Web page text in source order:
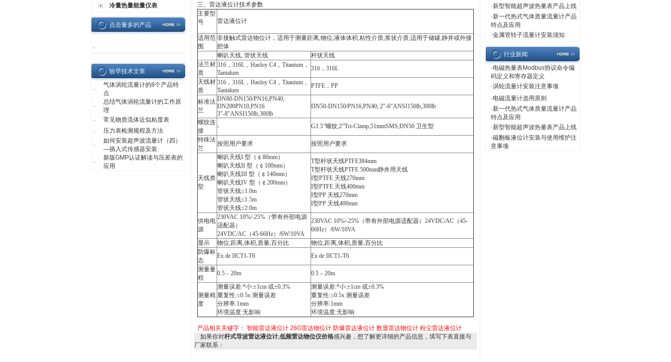
冷量热量能量仪表
点击量多的产品
·
较早技术文章
·
气体涡轮流量计的8个产品特
点
·
总结气体涡轮流量计的工作原
理
·
常见物质流体近似粘度表
·
压力表检测规程及方法
·
如何安装超声波流量计（四）
—插入式传感器安装
·
新版GMP认证解读与压差表的
应用
三、雷达液位计技术参数
主要型
号
雷达液位计
适用范
围
非接触式雷达物位计，适用于测量距离,物位,液体体积,粘性介质,浆状介质;适用于储罐,静井或外接
腔体
喇叭天线, 管状天线
杆状天线
法兰材
质
316 ，316L，Hasloy C4，Titanium，
Tantalum
316 ，316L
天线材
质
316 ，316L，Hasloy C4，Titanium，
Tantalum
PTFE ，PP
标准法
兰
DN80-DN150/PN16,PN40;
DN200PN10,PN16
3"-8"ANSI150lb,300lb
DN50-DN150/PN16,PN40; 2"-6"ANSI150lb,300lb
螺纹连
接
- G1.5”螺纹;2”Tri-Clamp;51mmSMS;DN50 卫生型
特殊法
兰
按照用户要求 按照用户要求
天线类
型
喇叭天线I 型（￠80mm）
喇叭天线II 型（￠100mm）
喇叭天线III 型（￠140mm）
喇叭天线IV 型（￠200mm）
管状天线≤1.0m
管状天线≤1.5m
管状天线≤2.0m
T型杆状天线PTFE384mm
T型杆状天线PTFE 500mm静井用天线
I型PTFE 天线270mm
I型PTFE 天线400mm
I型PP 天线270mm
I型PP 天线400mm
供电电
源
230VAC 10%/-25% （带有外部电源
适配器）
24VDC/AC（45-66Hz）/6W/10VA
230VAC 10%/-25% （带有外部电源适配器）24VDC/AC（45-
66Hz）/6W/10VA
显示
物位,距离,体积,质量,百分比
物位,距离,体积,质量,百分比
防爆标
志
Ex de IICT1-T6
Ex de IICT1-T6
测量量
程
0.5 – 20m 0.5 – 20m
测量精
度
测量误差:*小:±1cm 或±0.3%
重复性:≤0.5x 测量误差
分辨率:1mm
环境温度:无影响
测量误差:*小:±1cm 或±0.3%
重复性:≤0.5x 测量误差
分辨率:1mm
环境温度:无影响
产品相关关键字： 智能雷达液位计 26G雷达物位计 防爆雷达液位计 数显雷达物位计 粉尘雷达液位计
如果你对杆式导波雷达液位计,低频雷达物位仪价格感兴趣，想了解更详细的产品信息，填写下表直接与
厂家联系：
·新型智能超声波热量表产品上线
·新一代热式气体质量流量计产品
特点及应用
·金属管转子流量计安装须知
行业新闻
·电磁热量表Modbus协议命令编
码定义和寄存器定义
·涡轮流量计安装注意事项
·电磁流量计选用原则
·新一代热式气体质量流量计产品
特点及应用
·新型智能超声波热量表产品上线
·磁翻板液位计安装与使用维护注
意事项